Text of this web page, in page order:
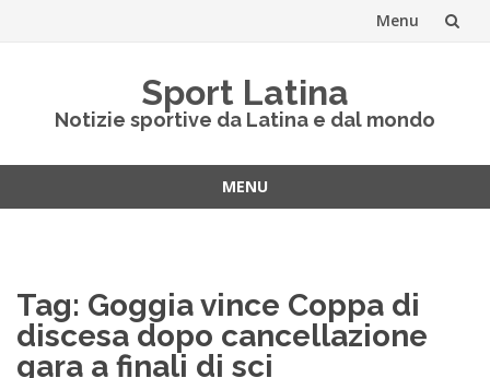
Menu
Sport Latina
Notizie sportive da Latina e dal mondo
MENU
Tag: Goggia vince Coppa di
discesa dopo cancellazione
gara a finali di sci